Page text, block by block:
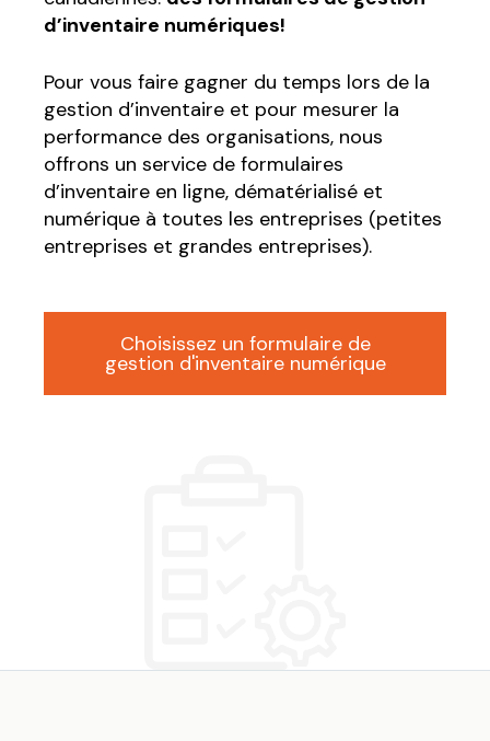
d’inventaire numériques!
Pour vous faire gagner du temps lors de la
gestion d’inventaire et pour mesurer la
performance des organisations, nous
offrons un service de formulaires
d’inventaire en ligne, dématérialisé et
numérique à toutes les entreprises (petites
entreprises et grandes entreprises).
Choisissez un formulaire de
gestion d'inventaire numérique